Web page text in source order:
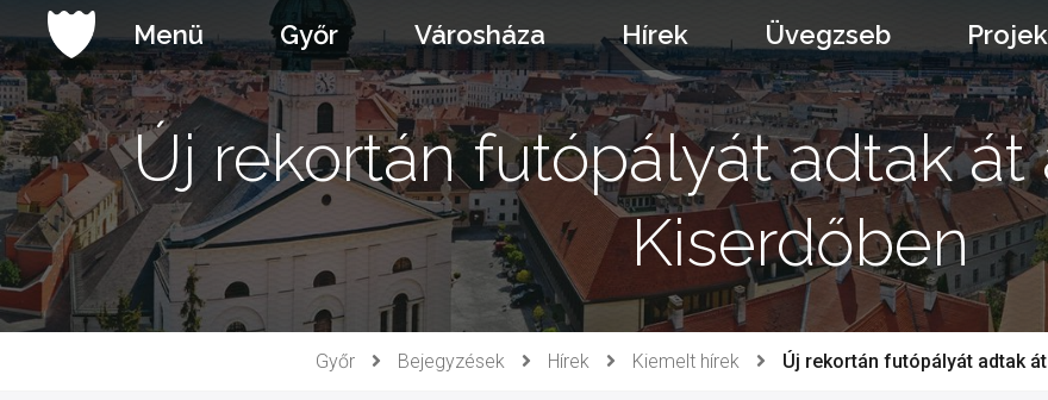
a
tartalomhoz
Menü Győr Városháza Hírek Üvegzseb
Új rekortán futópályát adtak át
Kiserdőben
Győr Bejegyzések Hírek Kiemelt hírek Új rekortán futópályát adtak